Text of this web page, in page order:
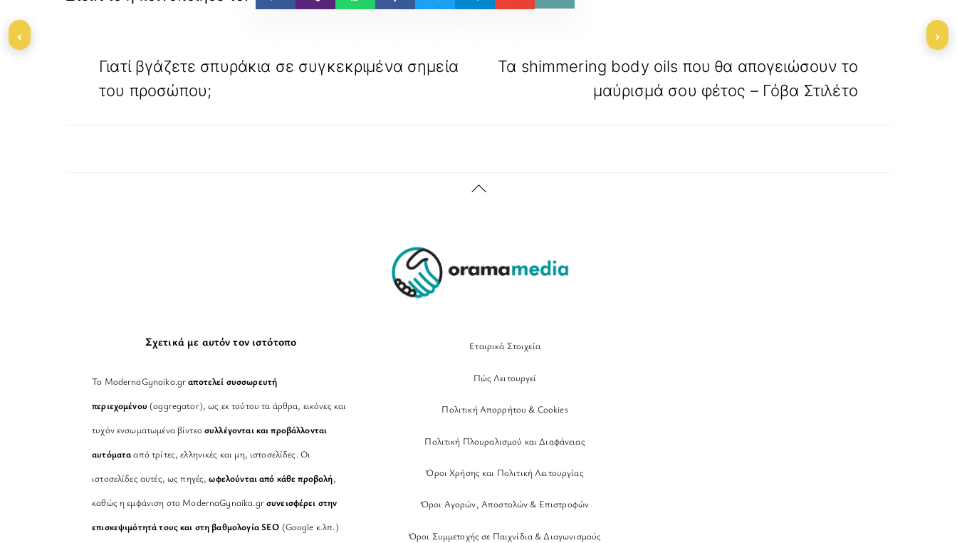
Γιατί βγάζετε σπυράκια σε συγκεκριμένα σημεία
του προσώπου;
Τα shimmering body oils που θα απογειώσουν το
μαύρισμά σου φέτος – Γόβα Στιλέτο
Back
Σχετικά με αυτόν τον ιστότοπο
Το ModernaGynaika.grαποτελεί συσσωρευτή
περιεχομένου (aggregator), ως εκ τούτου τα άρθρα, εικόνες και
τυχόν ενσωματωμένα βίντεοσυλλέγονται και προβάλλονται
αυτόματααπό τρίτες, ελληνικές και μη, ιστοσελίδες. Οι
ιστοσελίδες αυτές, ως πηγές,ωφελούνται από κάθε προβολή,
καθώς η εμφάνιση στο ModernaGynaika.grσυνεισφέρει στην
επισκεψιμότητά τους και στη βαθμολογία SEO (Google κ.λπ.)
Εταιρικά Στοιχεία
Πώς Λειτουργεί
Πολιτική Απορρήτου & Cookies
Πολιτική Πλουραλισμού και Διαφάνειας
Όροι Χρήσης και Πολιτική Λειτουργίας
Όροι Αγορών, Αποστολών & Επιστροφών
Όροι Συμμετοχής σε Παιχνίδια & Διαγωνισμούς
‹ ›